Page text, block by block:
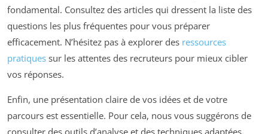
fondamental. Consultez des articles qui dressent la liste des
questions les plus fréquentes pour vous préparer
efficacement. N’hésitez pas à explorer des ressources
pratiques sur les attentes des recruteurs pour mieux cibler
vos réponses.
Enfin, une présentation claire de vos idées et de votre
parcours est essentielle. Pour cela, nous vous suggérons de
consulter des outils d’analyse et des techniques adaptées,